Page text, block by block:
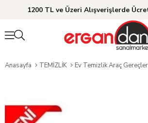
1200 TL ve Üzeri Alışverişlerde
Anasayfa TEMİZLİK Ev Temizlik Araç